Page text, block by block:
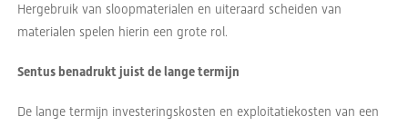
Hergebruik van sloopmaterialen en uiteraard scheiden van
materialen spelen hierin een grote rol.
Sentus benadrukt juist de lange termijn
De lange termijn investeringskosten en exploitatiekosten van een